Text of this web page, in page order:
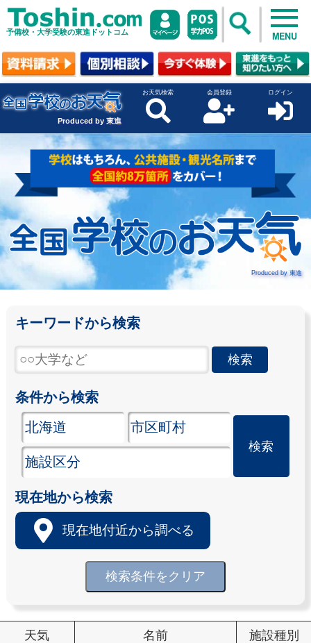
予備校・大学受験の東進ドットコム MENU
Produced by 東進
お天気検索 会員登録 ログイン
Produced by 東進
キーワードから検索
条件から検索
現在地から検索
現在地付近から調べる
検索条件をクリア
天気 名前 施設種別